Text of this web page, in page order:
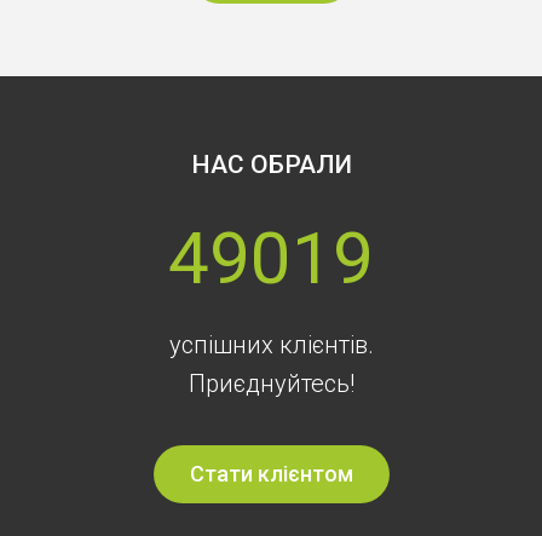
НАС ОБРАЛИ
49019
успішних клієнтів.
Приєднуйтесь!
Стати клієнтом